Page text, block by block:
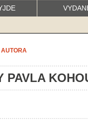
AUTORA
PAVLA